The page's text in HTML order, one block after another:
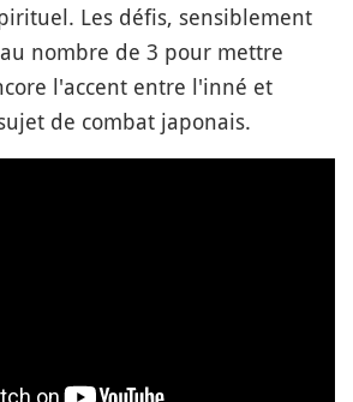
Les défis, sensiblement
nombre de 3 pour mettre
l'accent entre l'inné et
de combat japonais.